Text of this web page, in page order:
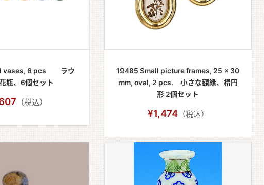
vases, 6 pcs ラウ
瓶、6個セット
（税込）
19485 Small picture frames, 25 x 30
mm, oval, 2 pcs. 小さな額縁、楕円
形 2個セット
¥1,474（税込）